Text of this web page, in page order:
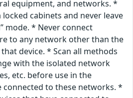
equipment, and networks. *
cabinets and never leave
mode. * Never connect
to any network other than the
device. * Scan all methods
with the isolated network
etc. before use in the
to these networks. *